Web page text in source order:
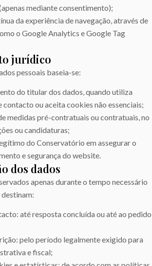
mediante consentimento);
da experiência de navegação, através de
o Google Analytics e Google Tag
jurídico
pessoais baseia-se:
do titular dos dados, quando utiliza
ou aceita cookies não essenciais;
medidas pré-contratuais ou contratuais, no
ou candidaturas;
do Conservatório em assegurar o
e segurança do website.
dos dados
apenas durante o tempo necessário
destinam:
até resposta concluída ou até ao pedido
pelo período legalmente exigido para
e fiscal;